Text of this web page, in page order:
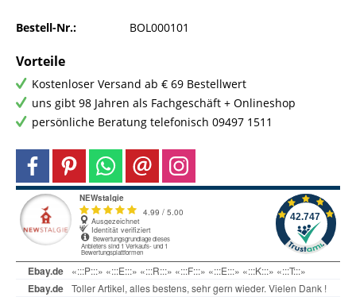
Bestell-Nr.: BOL000101
Vorteile
Kostenloser Versand ab € 69 Bestellwert
uns gibt 98 Jahren als Fachgeschäft + Onlineshop
persönliche Beratung telefonisch 09497 1511